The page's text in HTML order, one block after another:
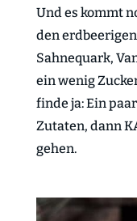
Und es kommt
den
Sahnequark,
ein wenig
finde ja: Ein
Zutaten, dann
gehen.